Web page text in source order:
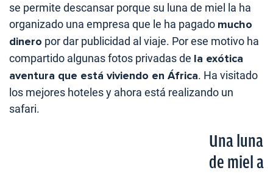
se permite descansar porque su luna de miel la ha
organizado una empresa que le ha pagado mucho
dinero por dar publicidad al viaje. Por ese motivo ha
compartido algunas fotos privadas de la exótica
aventura que está viviendo en África. Ha visitado
los mejores hoteles y ahora está realizando un
safari.
Una luna
de miel a